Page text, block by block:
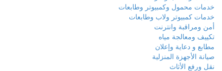
خدمات محمول وكمبيوتر وطابعات
خدمات كمبيوتر ولاب وطابعات
أمن ومراقبة وانترنت
تكييف ومعالجة مياه
مطابع و دعاية وإعلان
صيانة الأجهزة المنزلية
نقل ورفع الأثاث